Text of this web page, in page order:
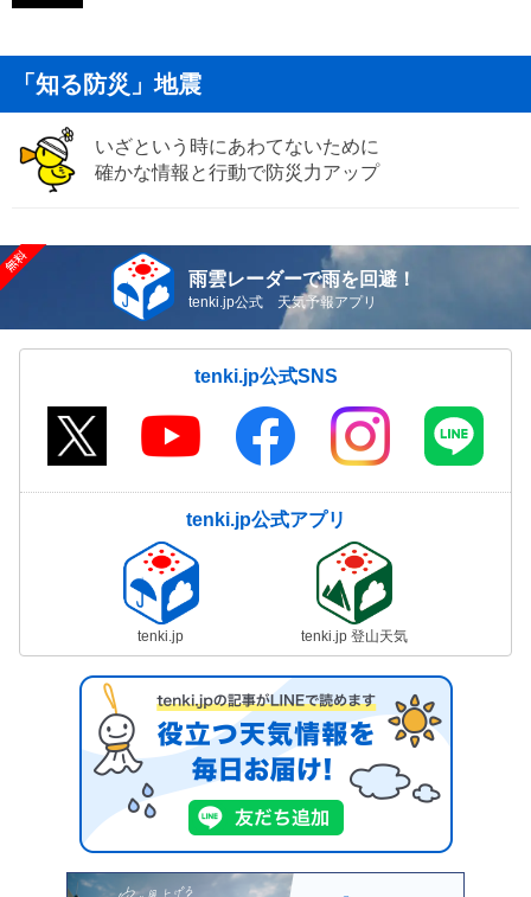
「知る防災」地震
いざという時にあわてないために
確かな情報と行動で防災力アップ
雨雲レーダーで雨を回避！
tenki.jp公式 天気予報アプリ
tenki.jp公式SNS
tenki.jp公式アプリ
tenki.jp tenki.jp 登山天気